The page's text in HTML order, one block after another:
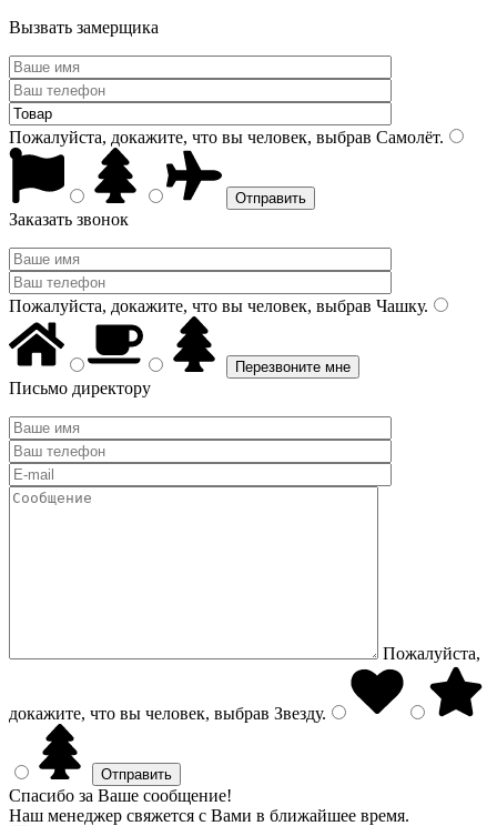
Вызвать замерщика
Пожалуйста, докажите, что вы человек, выбрав Самолёт.
Заказать звонок
Пожалуйста, докажите, что вы человек, выбрав Чашку.
Письмо директору
Пожалуйста,
докажите, что вы человек, выбрав Звезду.
Спасибо за Ваше сообщение!
Наш менеджер свяжется с Вами в ближайшее время.